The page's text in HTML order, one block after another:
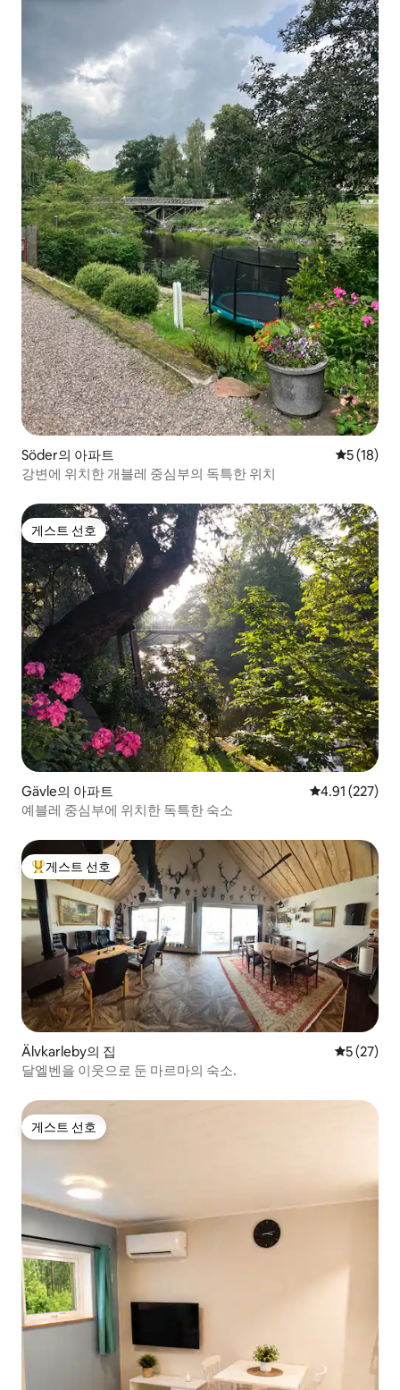
Söder의 아파트 평점 5점
5 (18)
강변에 위치한 개블레 중심부의 독특한 위치
게스트 선호
게스트 선호
Gävle의 아파트 평점 4.91점(5
4.91 (227)
예블레 중심부에 위치한 독특한 숙소
상위 게스트 선호
게스트 선호
Älvkarleby의 집 평점 5점
5 (27)
달엘벤을 이웃으로 둔 마르마의 숙소.
게스트 선호
게스트 선호